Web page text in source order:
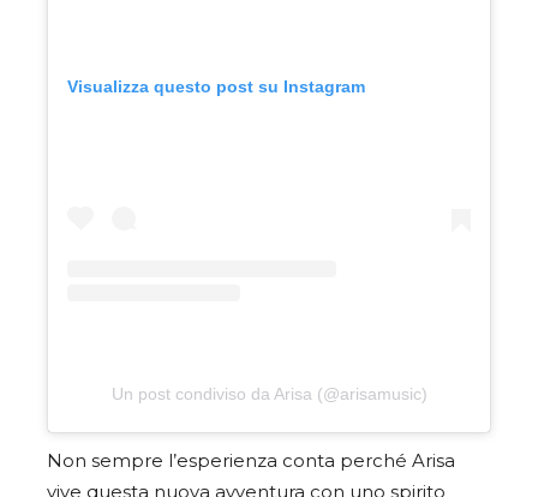
Visualizza questo post su Instagram
Un post condiviso da Arisa (@arisamusic)
Non sempre l’esperienza conta perché Arisa
vive questa nuova avventura con uno spirito